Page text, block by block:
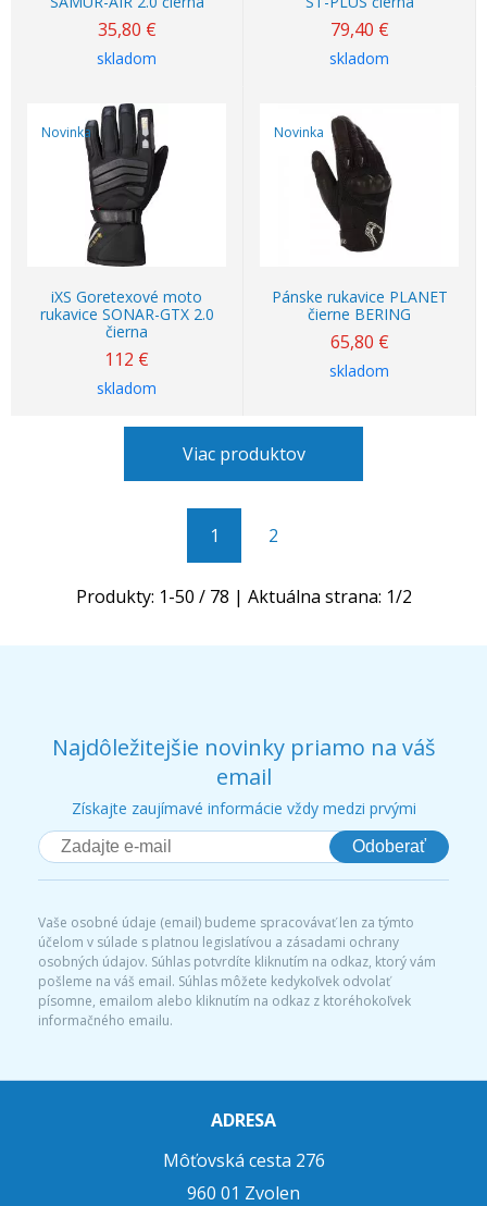
35,80 €
skladom
79,40 €
skladom
Novinka
iXS Goretexové moto
rukavice SONAR-GTX 2.0
čierna
112 €
skladom
Novinka
Pánske rukavice PLANET
čierne BERING
65,80 €
skladom
Viac produktov
1 2
Produkty: 1-50 / 78 | Aktuálna strana: 1/2
Najdôležitejšie novinky priamo na váš
email
Získajte zaujímavé informácie vždy medzi prvými
Odoberať
Vaše osobné údaje (email) budeme spracovávať len za týmto
účelom v súlade s platnou legislatívou a zásadami ochrany
osobných údajov. Súhlas potvrdíte kliknutím na odkaz, ktorý vám
pošleme na váš email. Súhlas môžete kedykoľvek odvolať
písomne, emailom alebo kliknutím na odkaz z ktoréhokoľvek
informačného emailu.
ADRESA
Môťovská cesta 276
960 01 Zvolen